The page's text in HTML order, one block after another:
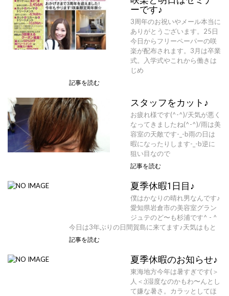
ーです♪
3周年のお祝いやメール本当に
ありがとうございます。25日
今日からフリーペーパーの咲
楽が配布されます。3月は卒業
式。入学式やこれから働きは
じめ
記事を読む
スタッフをカット♪
お疲れ様です(^-^)/天気が悪く
なってきましたね(^-^)/雨は美
容室の天敵です-_-b雨の日は
暇になったりします-_-b逆に
狙い目なので
記事を読む
夏季休暇1日目♪
僕はかなりの晴れ男なんです♪
愛知県岩倉市の美容室グラン
ジュテのど〜も杉浦です^ - ^
今日は3年ぶりの日間賀島に来てます♪天気はもと
記事を読む
夏季休暇のお知らせ♪
東海地方今年は暑すぎです(＞
人＜;)湿度なのかもわ〜んとし
て嫌な暑さ。カラッとしてほ